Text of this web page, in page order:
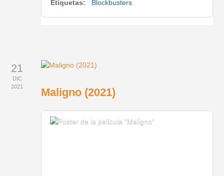
Etiquetas: Blockbusters
21
DIC
2021
Maligno (2021)